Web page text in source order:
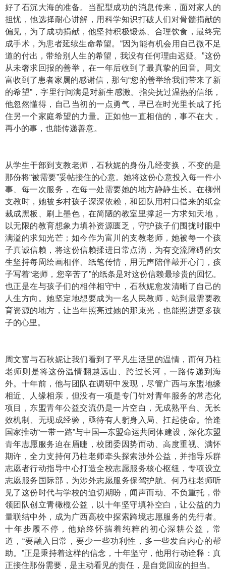
好了石沉大海的准备。当配型成功的消息传来，面对家人的
担忧，他选择耐心讲解，用科学知识打破人们对骨髓捐献的
偏见，为了成功捐献，他坚持积极锻炼、合理饮食，最终完
成手术，为患者延续生命希望。“因为能有机会用自己微不足
道的付出，带给别人生的希望，我没有任何理由迟疑。”这份
从未奢求回报的善举，在一年后收到了最真挚的回音。周文
富收到了患者家属的感谢信，那句“您的善举给我们带来了新
的希望”，字里行间满是对新生感激。指尖抚过温热的信纸，
他忽然懂得，自己当初的一点勇气，早已在时光里长成了托
住另一个家庭希望的力量。正如他一直相信的，事不在大，
再小的事，也能传递善意。
从学生干部到支教老师，石秋妮的身份几经变换，不变的是
那份将“被需要”妥帖接住的心意。她将这份心意投入每一件小
事、每一次服务，在每一处需要她的地方静静生长。在柳州
支教时，她被乡村孩子深深依赖，和团队用村口借来的纸盒
裁成黑板、刷上墨色，在简陋的教室里撑起一方求知天地，
以无限的教育想象力填补资源匮乏，守护孩子们围拢时眼中
满溢的求知光芒；如今作为富川的支教老师，她被每一个孩
子真诚信赖，将这份信赖揉进日常点滴，为有交流障碍的女
生坚持每周绘画相伴、纸笔传情，用无声陪伴敲开心门，孩
子写着“老师，您辛苦了”的纸条是对这份信赖最珍贵的回忆。
也正是在与孩子们的相伴相守中，石秋妮愈发清晰了自己的
人生方向。她坚定地想要成为一名人民教师，站到最需要教
育资源的地方，让当年照亮过她的那束光，也能照进更多孩
子的心里。
周文富与石秋妮让我们看到了平凡生活里的温情，而何乃柱
老师则是将这份温情翻越远山、跨过长河，一路传递到海
外。十年前，他与团队在调研中发现，尽管广西与东盟地缘
相近、人缘相亲，但没有一项是专门针对青年服务的常态化
项目，东盟青年公益交流仍是一片空白，无成熟平台、无长
效机制、无现成经验，亟待有人躬身入局、扛起使命。恰逢
国家推动“一带一路”与中国—东盟命运共同体建设，深化东盟
青年志愿服务迫在眉睫，校团委因势而动、高度重视、满怀
期许，全力支持何乃柱老师牵头探索涉外公益，并指导乐群
志愿者行动指导中心打造全校志愿服务核心枢纽，专项设立
志愿服务国际部，为涉外志愿服务保驾护航。何乃柱老师听
见了这份时代与学校的迫切期盼，闻声而动、不负重托，带
领团队创立青橄榄公益，以十年坚守填补空白，让公益的力
量联结中外，成为广西高校中探索跨境志愿服务的先行者。
十年步履不停，他始终怀揣着纯粹的初心深耕公益，常
道，“要融入日常，要少一些功利性，多一些发自内心的帮
助。”正是秉持着这样的信念，十年坚守，他用行动诠释：真
正接住那份需要，是主动看见的责任，是自觉回应的担当。